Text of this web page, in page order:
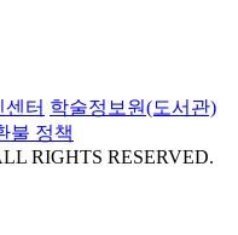
센터 학술정보원(도서관)
불 정책
RIGHTS RESERVED.